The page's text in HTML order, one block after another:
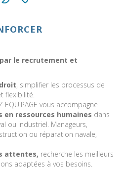
le recrutement et
, simplifier les processus de
flexibilité.
EQUIPAGE vous accompagne
en ressources humaines dans
ou industriel. Manageurs,
ou réparation navale,
attentes, recherche les meilleurs
adaptées à vos besoins.